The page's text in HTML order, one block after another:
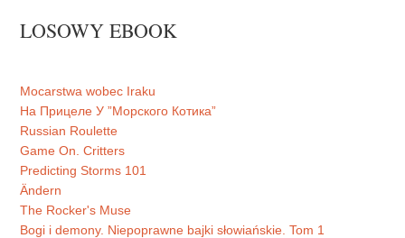
LOSOWY EBOOK
Mocarstwa wobec Iraku
На Прицеле У ”Морского Котика”
Russian Roulette
Game On. Critters
Predicting Storms 101
Ändern
The Rocker's Muse
Bogi i demony. Niepoprawne bajki słowiańskie. Tom 1